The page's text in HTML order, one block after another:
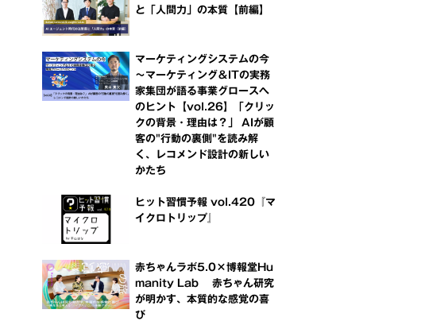
と「人間力」の本質【前編】
マーケティングシステムの今
～マーケティング＆ITの実務
家集団が語る事業グロースへ
のヒント【vol.26】「クリッ
クの背景・理由は？」 AIが顧
客の"行動の裏側"を読み解
く、レコメンド設計の新しい
かたち
ヒット習慣予報 vol.420『マ
イクロトリップ』
赤ちゃんラボ5.0×博報堂Hu
manity Lab 赤ちゃん研究
が明かす、本質的な感覚の喜
び